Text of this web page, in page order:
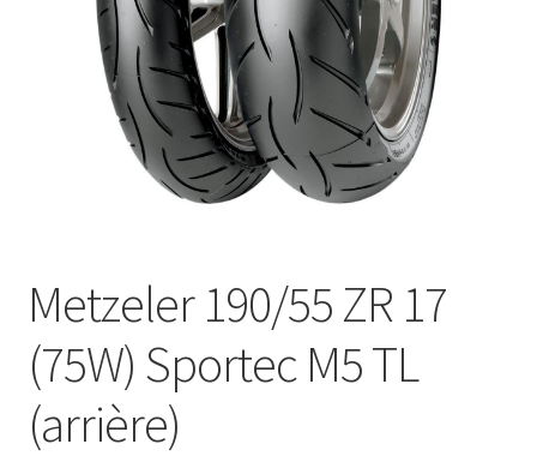
Metzeler 190/55 ZR 17
(75W) Sportec M5 TL
(arrière)